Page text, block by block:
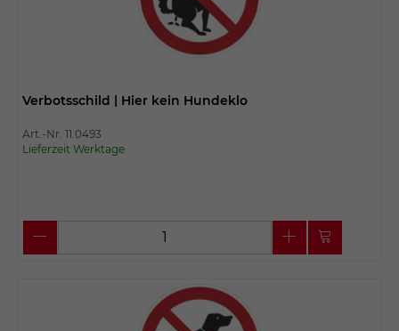
Verbotsschild | Hier kein Hundeklo
Art.-Nr. 11.0493
Lieferzeit Werktage